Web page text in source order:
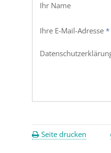
Ihr Name
Ihre E-Mail-Adresse *
Seite drucken